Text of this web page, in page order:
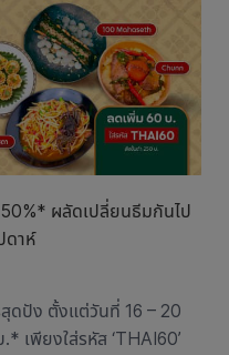
ผลัดเปลี่ยนธีมกันไป
ดาห์
สุดปัง ตั้งแต่วันที่ 16 – 20
เพียงใส่รหัส ‘THAI60’